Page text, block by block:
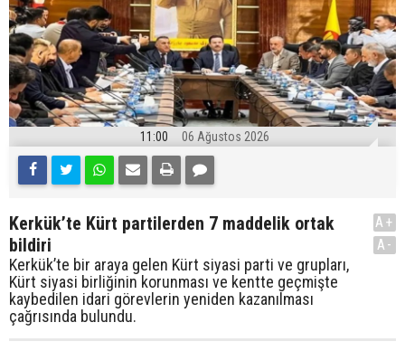
11:00 06 Ağustos 2026
Kerkük’te Kürt partilerden 7 maddelik ortak
bildiri
Kerkük’te bir araya gelen Kürt siyasi parti ve grupları,
Kürt siyasi birliğinin korunması ve kentte geçmişte
kaybedilen idari görevlerin yeniden kazanılması
çağrısında bulundu.
A+
A-